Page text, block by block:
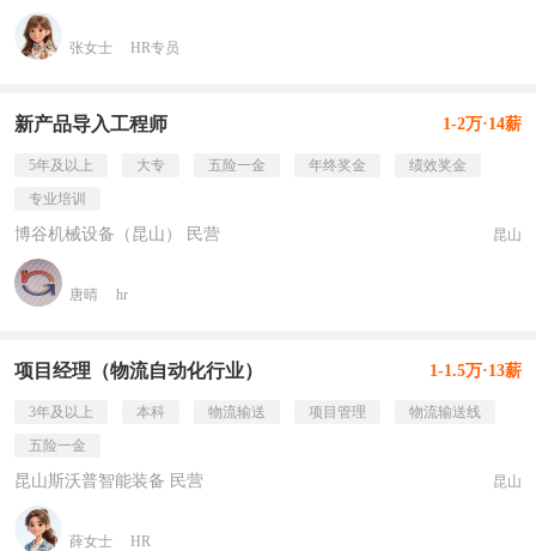
张女士 HR专员
新产品导入工程师 1-2万·14薪
5年及以上 大专 五险一金 年终奖金
绩效奖金
专业培训
博谷机械设备（昆山） 民营 昆山
唐晴 hr
项目经理（物流自动化行业） 1-1.5万·13薪
3年及以上 本科 物流输送 项目管理
物流输送线
五险一金
昆山斯沃普智能装备 民营 昆山
薛女士 HR